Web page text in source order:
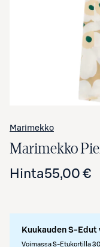
Marimekko
Marimekko
Hinta55,00 €
Kuukauden S-Edut
Voimassa S-Etukortilla